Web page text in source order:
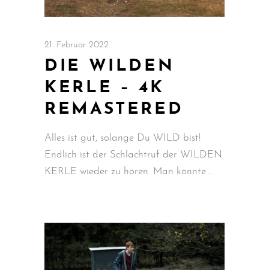
21. Februar 2022
DIE WILDEN
KERLE – 4K
REMASTERED
Alles ist gut, solange Du WILD bist!
Endlich ist der Schlachtruf der WILDEN
KERLE wieder zu hören. Man könnte